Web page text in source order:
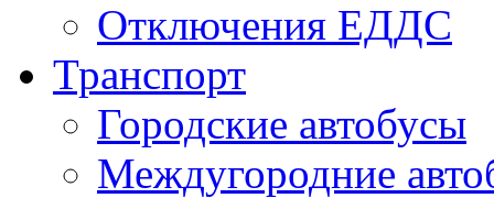
Отключения ЕДДС
Транспорт
Городские автобусы
Междугородние